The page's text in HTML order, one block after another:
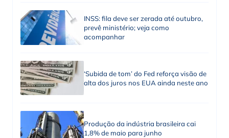
INSS: fila deve ser zerada até outubro,
prevê ministério; veja como
acompanhar
‘Subida de tom’ do Fed reforça visão de
alta dos juros nos EUA ainda neste ano
Produção da indústria brasileira cai
1,8% de maio para junho